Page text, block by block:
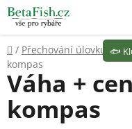
Přejít
na
obsah
Domů
/ Přechování úlovku /
kompas
Váha +
kompas
🐟